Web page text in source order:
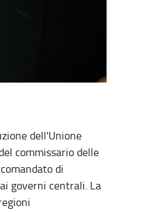
dell'Unione
commissario delle
di
governi centrali. La